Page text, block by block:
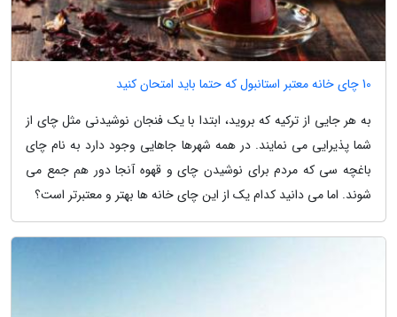
10 چای خانه معتبر استانبول که حتما باید امتحان کنید
به هر جایی از ترکیه که بروید، ابتدا با یک فنجان نوشیدنی مثل چای از
شما پذیرایی می نمایند. در همه شهرها جاهایی وجود دارد به نام چای
باغچه سی که مردم برای نوشیدن چای و قهوه آنجا دور هم جمع می
شوند. اما می دانید کدام یک از این چای خانه ها بهتر و معتبرتر است؟